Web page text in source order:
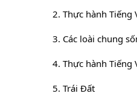
2. Thực hành Tiếng
3. Các loài chung
4. Thực hành Tiếng
5. Trái Đất